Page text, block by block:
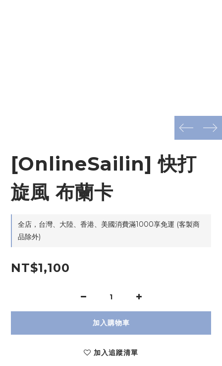
prev next
[OnlineSailin] 快打
旋風 布蘭卡
全店，台灣、大陸、香港、美國消費滿1000享免運 (客製商
品除外)
NT$1,100
加入購物車
加入追蹤清單